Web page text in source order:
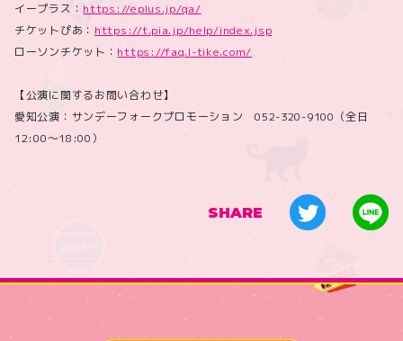
イープラス： https://eplus.jp/qa/
チケットぴあ： https://t.pia.jp/help/index.jsp
ローソンチケット： https://faq.l-tike.com/
【公演に関するお問い合わせ】
愛知公演：サンデーフォークプロモーション 052-320-9100（全日
12:00～18:00）
SHARE